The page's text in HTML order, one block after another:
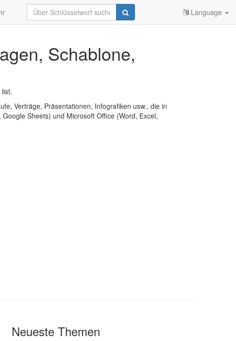
Language
Schablone,
Verträge, Präsentationen, Infografiken usw., die in
Sheets) und Microsoft Office (Word, Excel,
Neueste Themen